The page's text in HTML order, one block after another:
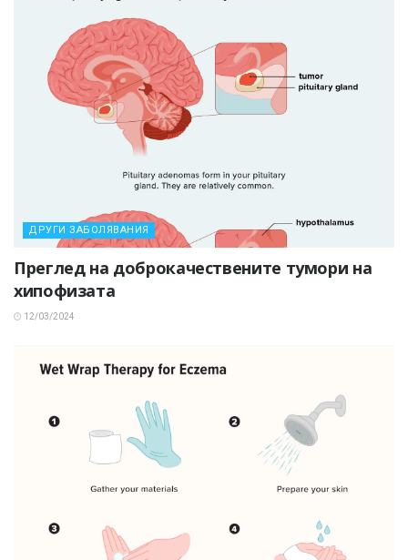
ДРУГИ ЗАБОЛЯВАНИЯ
Преглед на доброкачествените тумори на
хипофизата
12/03/2024